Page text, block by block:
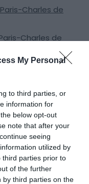
My Personal
to third parties, or
information for
below opt-out
note that after your
seeing
utilized by
third parties prior to
of the further
by third parties on the
Charles de
Charles de
parisienne peut
du combattant, la
à Roissy-
perdre les enfants
et facile d’accès
y accéder via